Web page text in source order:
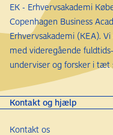
EK - Erhvervsakademi
Copenhagen Business
Erhvervsakademi (KEA).
med videregående
underviser og forsker i tæt
Kontakt og hjælp
Kontakt os